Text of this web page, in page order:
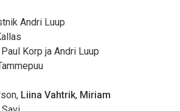
Andri Luup
Korp ja Andri Luup
, Liina Vahtrik, Miriam